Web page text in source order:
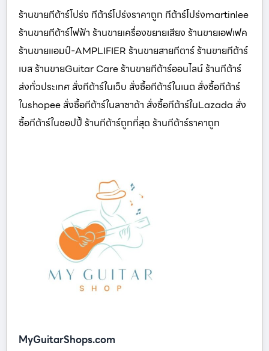
ร้านขายกีต้าร์โปร่ง กีต้าร์โปร่งราคาถูก กีต้าร์โปร่งmartinlee
ร้านขายกีต้าร์ไฟฟ้า ร้านขายเครื่องขยายเสียง ร้านขายเอฟเฟค
ร้านขายแอมป์-AMPLIFIER ร้านขายสายกีตาร์ ร้านขายกีต้าร์
เบส ร้านขายGuitar Care ร้านขายกีต้าร์ออนไลน์ ร้านกีต้าร์
ส่งทั่วประเทศ สั่งกีต้าร์ในเว็บ สั่งซื้อกีต้าร์ในเนต สั่งซื้อกีต้าร์
ในshopee สั่งซื้อกีต้าร์ในลาซาด้า สั่งซื้อกีต้าร์ในLazada สั่ง
ซื้อกีต้าร์ในชอปปี้ ร้านกีต้าร์ถูกที่สุด ร้านกีต้าร์ราคาถูก
MyGuitarShops.com